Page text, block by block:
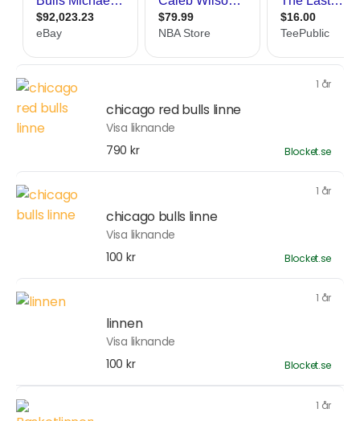
1 år
chicago red bulls linne
Visa liknande
790 kr
Blocket.se
1 år
chicago bulls linne
Visa liknande
100 kr
Blocket.se
1 år
linnen
Visa liknande
100 kr
Blocket.se
1 år